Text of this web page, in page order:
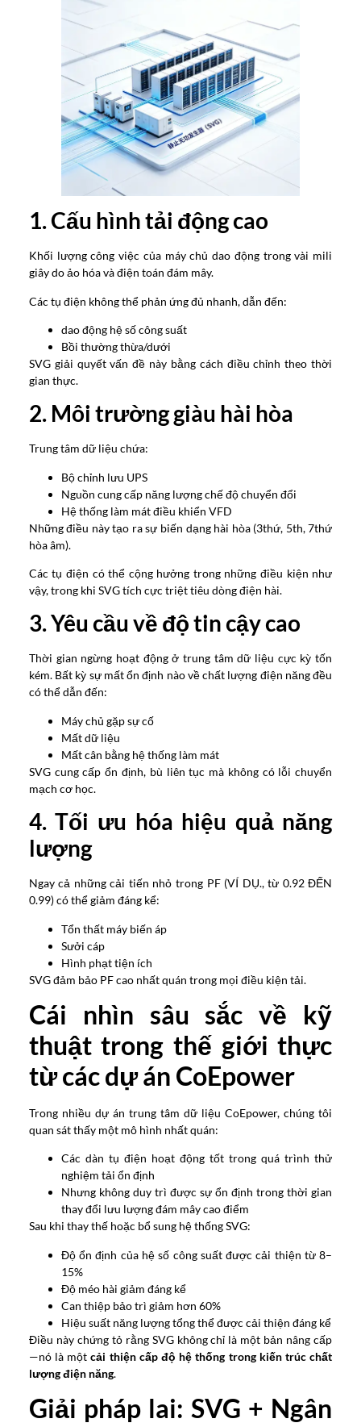
1. Cấu hình tải động cao
Khối lượng công việc của máy chủ dao động trong vài mili
giây do ảo hóa và điện toán đám mây.
Các tụ điện không thể phản ứng đủ nhanh, dẫn đến:
dao động hệ số công suất
Bồi thường thừa/dưới
SVG giải quyết vấn đề này bằng cách điều chỉnh theo thời
gian thực.
2. Môi trường giàu hài hòa
Trung tâm dữ liệu chứa:
Bộ chỉnh lưu UPS
Nguồn cung cấp năng lượng chế độ chuyển đổi
Hệ thống làm mát điều khiển VFD
Những điều này tạo ra sự biến dạng hài hòa (3thứ, 5th, 7thứ
hòa âm).
Các tụ điện có thể cộng hưởng trong những điều kiện như
vậy, trong khi SVG tích cực triệt tiêu dòng điện hài.
3. Yêu cầu về độ tin cậy cao
Thời gian ngừng hoạt động ở trung tâm dữ liệu cực kỳ tốn
kém. Bất kỳ sự mất ổn định nào về chất lượng điện năng đều
có thể dẫn đến:
Máy chủ gặp sự cố
Mất dữ liệu
Mất cân bằng hệ thống làm mát
SVG cung cấp ổn định, bù liên tục mà không có lỗi chuyển
mạch cơ học.
4. Tối ưu hóa hiệu quả năng
lượng
Ngay cả những cải tiến nhỏ trong PF (VÍ DỤ., từ 0.92 ĐẾN
0.99) có thể giảm đáng kể:
Tổn thất máy biến áp
Sưởi cáp
Hình phạt tiện ích
SVG đảm bảo PF cao nhất quán trong mọi điều kiện tải.
Cái nhìn sâu sắc về kỹ
thuật trong thế giới thực
từ các dự án CoEpower
Trong nhiều dự án trung tâm dữ liệu CoEpower, chúng tôi
quan sát thấy một mô hình nhất quán:
Các dàn tụ điện hoạt động tốt trong quá trình thử
nghiệm tải ổn định
Nhưng không duy trì được sự ổn định trong thời gian
thay đổi lưu lượng đám mây cao điểm
Sau khi thay thế hoặc bổ sung hệ thống SVG:
Độ ổn định của hệ số công suất được cải thiện từ 8–
15%
Độ méo hài giảm đáng kể
Can thiệp bảo trì giảm hơn 60%
Hiệu suất năng lượng tổng thể được cải thiện đáng kể
Điều này chứng tỏ rằng SVG không chỉ là một bản nâng cấp
—nó là mộtcải thiện cấp độ hệ thống trong kiến ​​trúc chất
lượng điện năng.
Giải pháp lai: SVG + Ngân